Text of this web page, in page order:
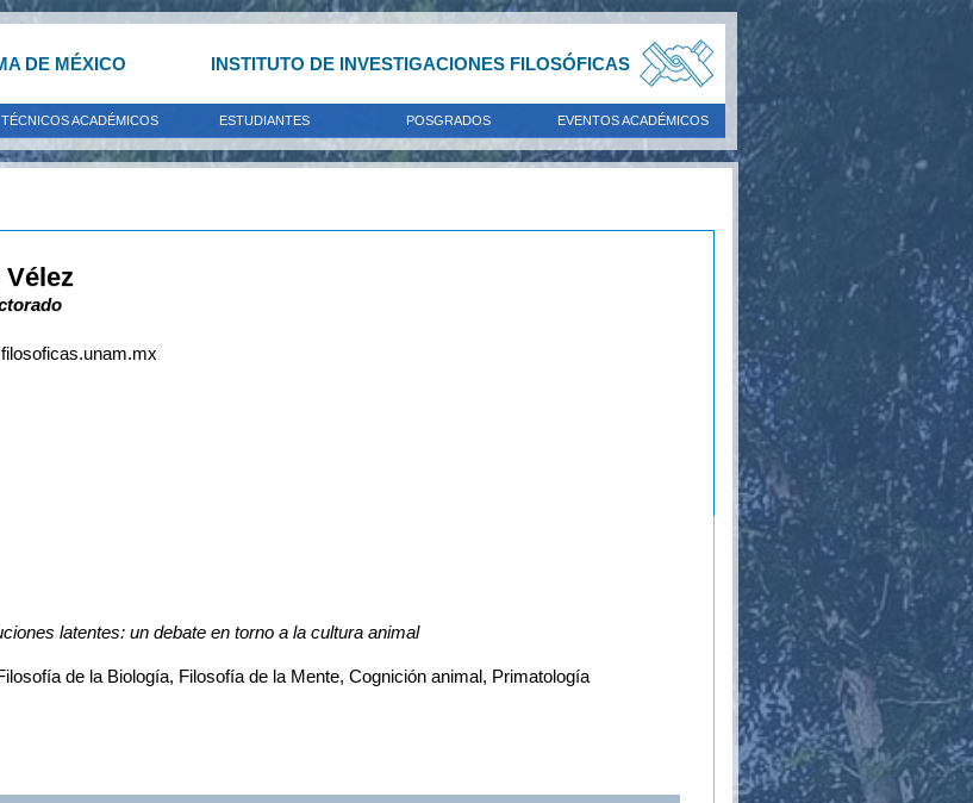
DE MÉXICO INSTITUTO DE INVESTIGACIONES FILOSÓFICAS
TÉCNICOS ACADÉMICOS ESTUDIANTES POSGRADOS EVENTOS ACADÉMICOS
latentes: un debate en torno a la cultura animal
de la Biología, Filosofía de la Mente, Cognición animal, Primatología